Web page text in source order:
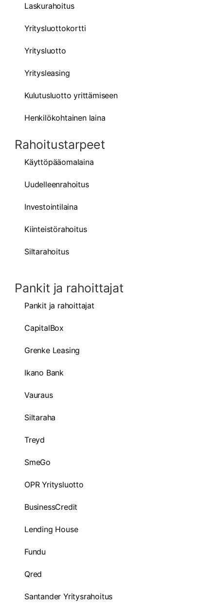
Laskurahoitus
Yritysluottokortti
Yritysluotto
Yritysleasing
Kulutusluotto yrittämiseen
Henkilökohtainen laina
Rahoitustarpeet
Käyttöpääomalaina
Uudelleenrahoitus
Investointilaina
Kiinteistörahoitus
Siltarahoitus
Pankit ja rahoittajat
Pankit ja rahoittajat
CapitalBox
Grenke Leasing
Ikano Bank
Vauraus
Siltaraha
Treyd
SmeGo
OPR Yritysluotto
BusinessCredit
Lending House
Fundu
Qred
Santander Yritysrahoitus